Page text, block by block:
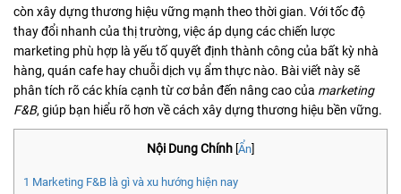
còn xây dựng thương hiệu vững mạnh theo thời gian. Với tốc độ
thay đổi nhanh của thị trường, việc áp dụng các chiến lược
marketing phù hợp là yếu tố quyết định thành công của bất kỳ nhà
hàng, quán cafe hay chuỗi dịch vụ ẩm thực nào. Bài viết này sẽ
phân tích rõ các khía cạnh từ cơ bản đến nâng cao của marketing
F&B, giúp bạn hiểu rõ hơn về cách xây dựng thương hiệu bền vững.
Nội Dung Chính Ẩn
1 Marketing F&B là gì và xu hướng hiện nay